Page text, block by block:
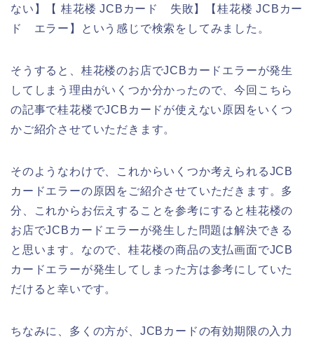
ない】【 桂花楼 JCBカード 失敗】【桂花楼 JCBカー
ド エラー】という感じで検索をしてみました。
そうすると、桂花楼のお店でJCBカードエラーが発生
してしまう理由がいくつか分かったので、今回こちら
の記事で桂花楼でJCBカードが使えない原因をいくつ
かご紹介させていただきます。
そのようなわけで、これからいくつか考えられるJCB
カードエラーの原因をご紹介させていただきます。多
分、これからお伝えすることを参考にすると桂花楼の
お店でJCBカードエラーが発生した問題は解決できる
と思います。なので、桂花楼の商品の支払画面でJCB
カードエラーが発生してしまった方は参考にしていた
だけると幸いです。
ちなみに、多くの方が、JCBカードの有効期限の入力